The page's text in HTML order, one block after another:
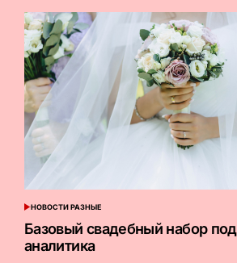
ОПУБЛИКОВАНО
В
НОВОСТИ РАЗНЫЕ
Базовый свадебный набор
аналитика